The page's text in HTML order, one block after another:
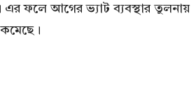
এর ফলে আগের ভ্যাট ব্যবস্থার তুলনায়
কমেছে।